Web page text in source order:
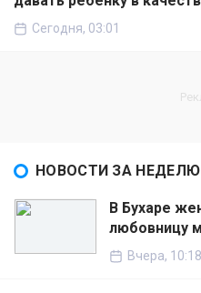
Сегодня, 03:01
НОВОСТИ ЗА НЕДЕЛЮ
В Бухаре
любовницу
Вчера, 10:18